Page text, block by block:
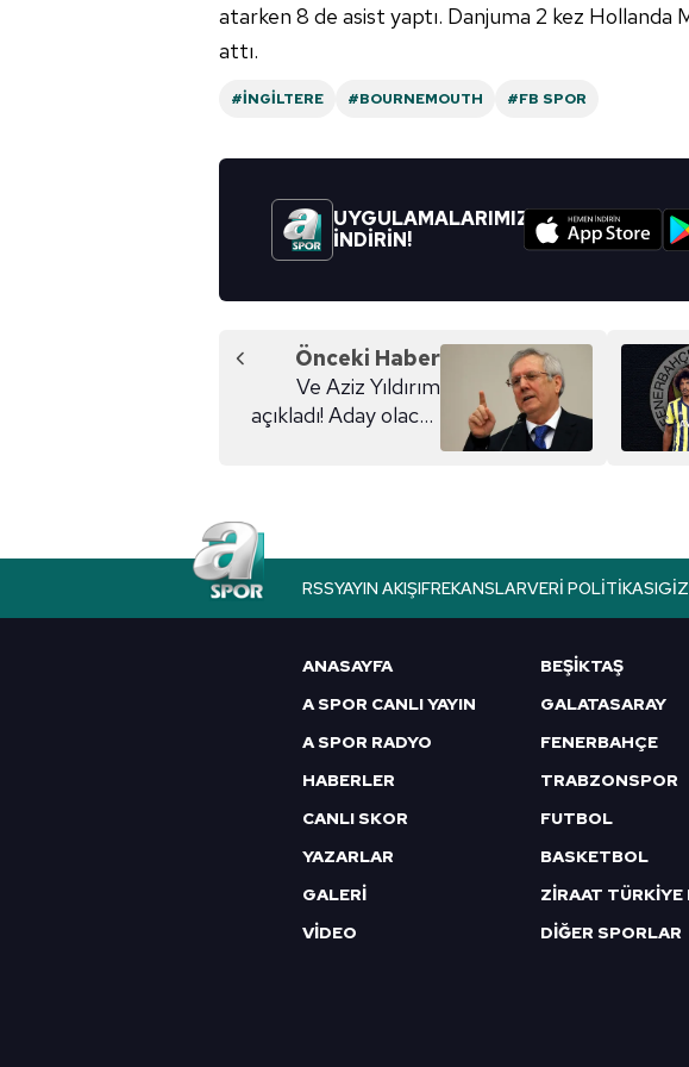
butonuna tıklayabilir,Çerez Bilgilendirme
mevzuata uygun olarak kullanılan çerezlerle ilgili
atarken 8 de asist yaptı. Danjuma 2 kez Hollanda
attı.
#İNGILTERE #BOURNEMOUTH #FB SPOR
UYGULAMALARIMIZI
İNDİRİN!
Önceki Haber
Ve Aziz Yıldırım
açıkladı! Aday olacak
RSSYAYIN AKIŞIFREKANSLARVERI POLITIKASI
ANASAYFA
A SPOR CANLI YAYIN
A SPOR RADYO
HABERLER
CANLI SKOR
YAZARLAR
GALERİ
VİDEO
BEŞİKTAŞ
GALATASARAY
FENERBAHÇE
TRABZONSPOR
FUTBOL
BASKETBOL
DİĞER SPORLAR